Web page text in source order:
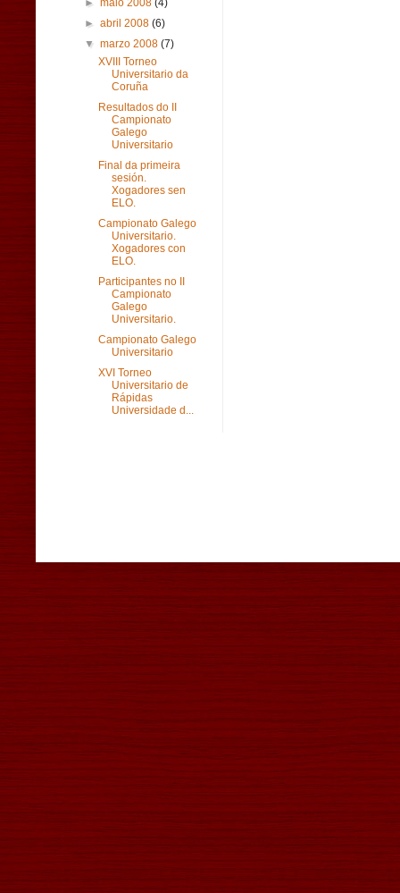
►maio 2008(4)
►abril 2008(6)
▼marzo 2008(7)
XVIII Torneo
Universitario da
Coruña
Resultados do II
Campionato
Galego
Universitario
Final da primeira
sesión.
Xogadores sen
ELO.
Campionato Galego
Universitario.
Xogadores con
ELO.
Participantes no II
Campionato
Galego
Universitario.
Campionato Galego
Universitario
XVI Torneo
Universitario de
Rápidas
Universidade d...